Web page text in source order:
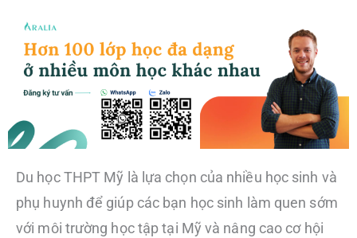
Du học THPT Mỹ là lựa chọn của nhiều học sinh và
phụ huynh để giúp các bạn học sinh làm quen sớm
với môi trường học tập tại Mỹ và nâng cao cơ hội